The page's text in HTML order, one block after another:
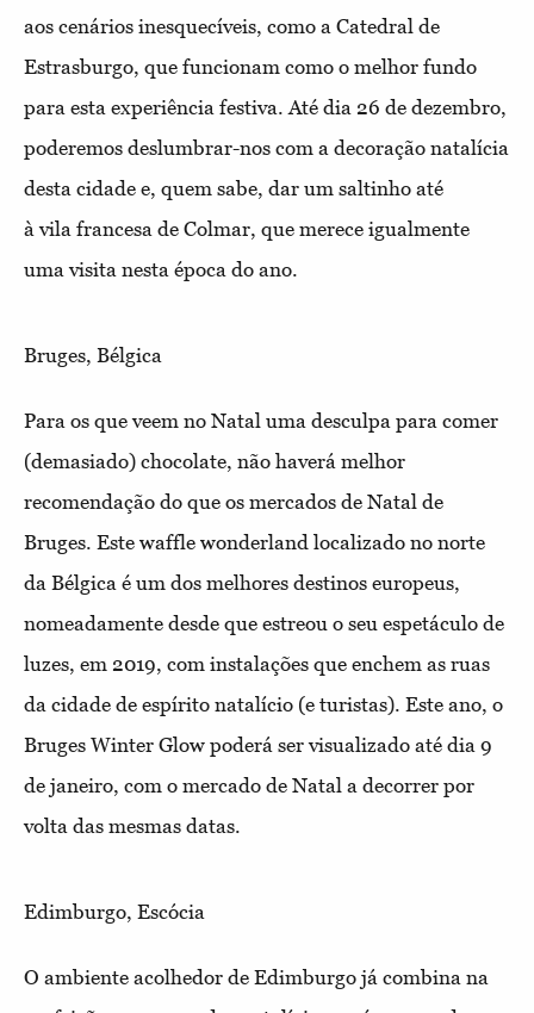
aos cenários inesquecíveis, como a Catedral de
Estrasburgo, que funcionam como o melhor fundo
para esta experiência festiva. Até dia 26 de dezembro,
poderemos deslumbrar-nos com a decoração natalícia
desta cidade e, quem sabe, dar um saltinho até
à vila francesa de Colmar, que merece igualmente
uma visita nesta época do ano.
Bruges, Bélgica
Para os que veem no Natal uma desculpa para comer
(demasiado) chocolate, não haverá melhor
recomendação do que os mercados de Natal de
Bruges. Este waffle wonderland localizado no norte
da Bélgica é um dos melhores destinos europeus,
nomeadamente desde que estreou o seu espetáculo de
luzes, em 2019, com instalações que enchem as ruas
da cidade de espírito natalício (e turistas). Este ano, o
Bruges Winter Glow poderá ser visualizado até dia 9
de janeiro, com o mercado de Natal a decorrer por
volta das mesmas datas.
Edimburgo, Escócia
O ambiente acolhedor de Edimburgo já combina na